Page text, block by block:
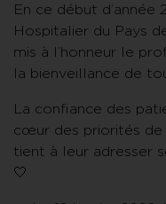
En ce début
Hospitalier du Pays
mis à l’honneur le
la bienveillance de
La confiance des
cœur des priorités de
tient à leur adresser
🤍